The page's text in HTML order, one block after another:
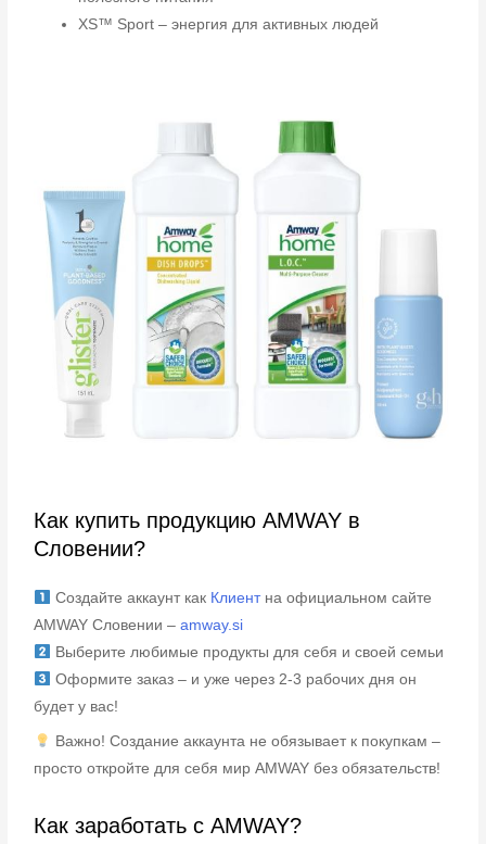
XS™ Sport – энергия для активных людей
Как купить продукцию AMWAY в
Словении?
Создайте аккаунт как Клиентна официальном сайте
AMWAY Словении –amway.si
Выберите любимые продукты для себя и своей семьи
Оформите заказ – и уже через 2-3 рабочих дня он
будет у вас!
Важно! Создание аккаунта не обязывает к покупкам –
просто откройте для себя мир AMWAY без обязательств!
Как заработать с AMWAY?